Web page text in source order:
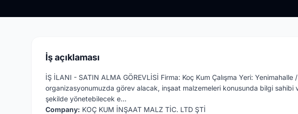
İş açıklaması
İŞ İLANI - SATIN ALMA GÖREVLİSİ Firma: Koç Kum Çalışma Yeri:
organizasyonumuzda görev alacak, inşaat malzemeleri konusunda bilgi sahibi
şekilde yönetebilecek e...
Company: KOÇ KUM İNŞAAT MALZ TİC. LTD ŞTİ